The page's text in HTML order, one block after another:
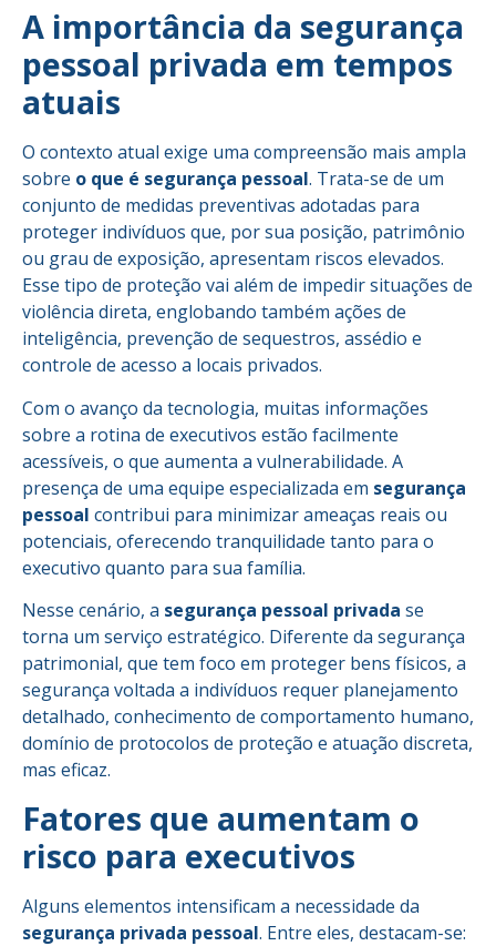
A importância da segurança
pessoal privada em tempos
atuais
O contexto atual exige uma compreensão mais ampla
sobre o que é segurança pessoal. Trata-se de um
conjunto de medidas preventivas adotadas para
proteger indivíduos que, por sua posição, patrimônio
ou grau de exposição, apresentam riscos elevados.
Esse tipo de proteção vai além de impedir situações de
violência direta, englobando também ações de
inteligência, prevenção de sequestros, assédio e
controle de acesso a locais privados.
Com o avanço da tecnologia, muitas informações
sobre a rotina de executivos estão facilmente
acessíveis, o que aumenta a vulnerabilidade. A
presença de uma equipe especializada em segurança
pessoal contribui para minimizar ameaças reais ou
potenciais, oferecendo tranquilidade tanto para o
executivo quanto para sua família.
Nesse cenário, a segurança pessoal privada se
torna um serviço estratégico. Diferente da segurança
patrimonial, que tem foco em proteger bens físicos, a
segurança voltada a indivíduos requer planejamento
detalhado, conhecimento de comportamento humano,
domínio de protocolos de proteção e atuação discreta,
mas eficaz.
Fatores que aumentam o
risco para executivos
Alguns elementos intensificam a necessidade da
segurança privada pessoal. Entre eles, destacam-se: